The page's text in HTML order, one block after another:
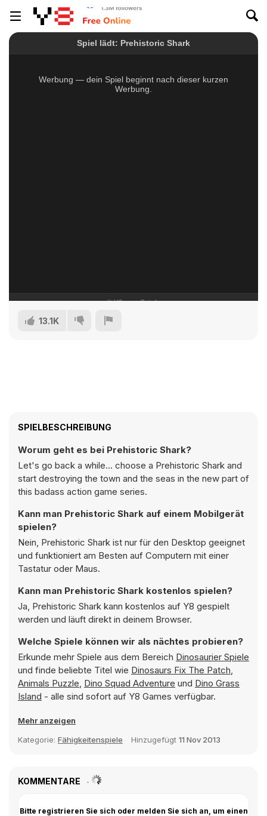
13.1K
SPIELBESCHREIBUNG
Worum geht es bei Prehistoric Shark?
Let's go back a while... choose a Prehistoric Shark and
start destroying the town and the seas in the new part of
this badass action game series.
Kann man Prehistoric Shark auf einem Mobilgerät
spielen?
Nein, Prehistoric Shark ist nur für den Desktop geeignet
und funktioniert am Besten auf Computern mit einer
Tastatur oder Maus.
Kann man Prehistoric Shark kostenlos spielen?
Ja, Prehistoric Shark kann kostenlos auf Y8 gespielt
werden und läuft direkt in deinem Browser.
Welche Spiele können wir als nächtes probieren?
Erkunde mehr Spiele aus dem Bereich Dinosaurier Spiele
und finde beliebte Titel wie Dinosaurs Fix The Patch,
Animals Puzzle, Dino Squad Adventure und Dino Grass
Island - alle sind sofort auf Y8 Games verfügbar.
Mehr anzeigen
Kategorie: Fähigkeitenspiele Hinzugefügt 11 Nov 2013
KOMMENTARE
Bitte registrieren Sie sich oder melden Sie sich an, um einen